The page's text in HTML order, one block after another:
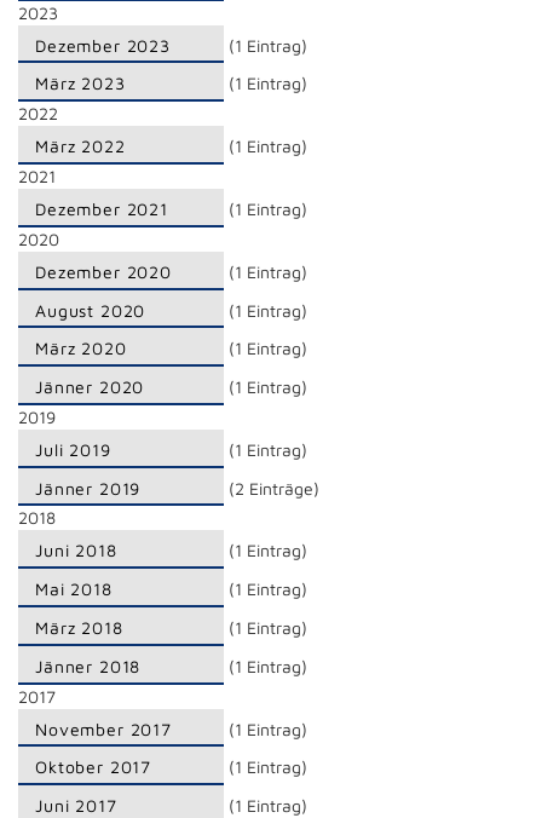
2023
Dezember 2023
(1 Eintrag)
März 2023
(1 Eintrag)
2022
März 2022
(1 Eintrag)
2021
Dezember 2021
(1 Eintrag)
2020
Dezember 2020
(1 Eintrag)
August 2020
(1 Eintrag)
März 2020
(1 Eintrag)
Jänner 2020
(1 Eintrag)
2019
Juli 2019
(1 Eintrag)
Jänner 2019
(2 Einträge)
2018
Juni 2018
(1 Eintrag)
Mai 2018
(1 Eintrag)
März 2018
(1 Eintrag)
Jänner 2018
(1 Eintrag)
2017
November 2017
(1 Eintrag)
Oktober 2017
(1 Eintrag)
Juni 2017
(1 Eintrag)